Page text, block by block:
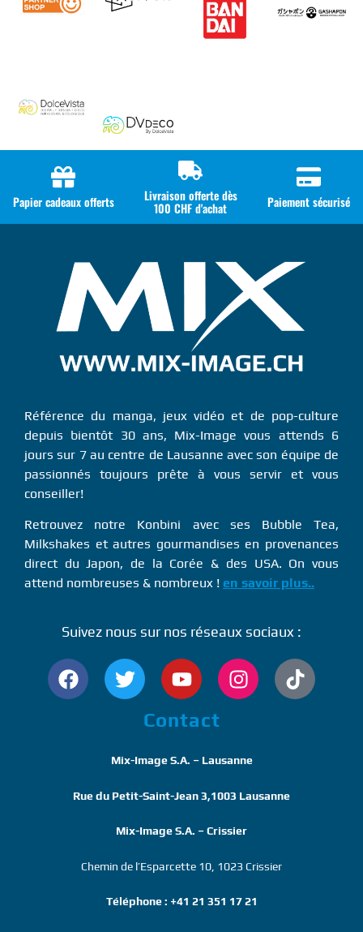
Papier cadeaux offerts Livraison offerte dès
100 CHF d'achat Paiement sécurisé
Référence du manga, jeux vidéo et de pop-culture
depuis bientôt 30 ans, Mix-Image vous attends 6
jours sur 7 au centre de Lausanne avec son équipe de
passionnés toujours prête à vous servir et vous
conseiller!
Retrouvez notre Konbini avec ses Bubble Tea,
Milkshakes et autres gourmandises en provenances
direct du Japon, de la Corée & des USA. On vous
attend nombreuses & nombreux ! en savoir plus..
Suivez nous sur nos réseaux sociaux :
Contact
Mix-Image S.A. – Lausanne
Rue du Petit-Saint-Jean 3,1003 Lausanne
Mix-Image S.A. – Crissier
Chemin de l’Esparcette 10, 1023 Crissier
Téléphone : +41 21 351 17 21